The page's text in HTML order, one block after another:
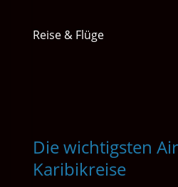
Reise & Flüge
Die wichtigsten
Karibikreise